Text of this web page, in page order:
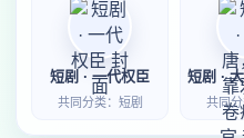
短剧 · 一代权臣
共同分类：短剧 共同分